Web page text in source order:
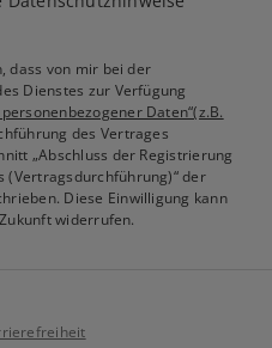
dass von mir bei der
Dienstes zur Verfügung
Daten“(z.B.
des Vertrages
„Abschluss der Registrierung
(Vertragsdurchführung)“ der
Diese Einwilligung kann
widerrufen.